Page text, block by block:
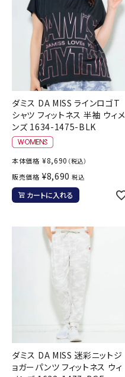
ダミス DA MISS ラインロゴT
シャツ フィットネス 半袖 ウィメ
ンズ 1634-1475-BLK
本体価格 ¥8,690 （税込）
販売価格 ¥8,690 税込
カートに入れる
ダミス DA MISS 迷彩ニットジ
ョガーパンツ フィットネス ウィ